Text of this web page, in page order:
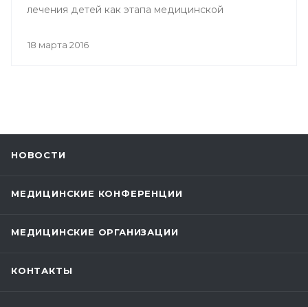
лечения детей как этапа медицинской
санатории», посвященная 80 – летнему юбилею
18 марта 2016
НОВОСТИ
МЕДИЦИНСКИЕ КОНФЕРЕНЦИИ
МЕДИЦИНСКИЕ ОРГАНИЗАЦИИ
КОНТАКТЫ